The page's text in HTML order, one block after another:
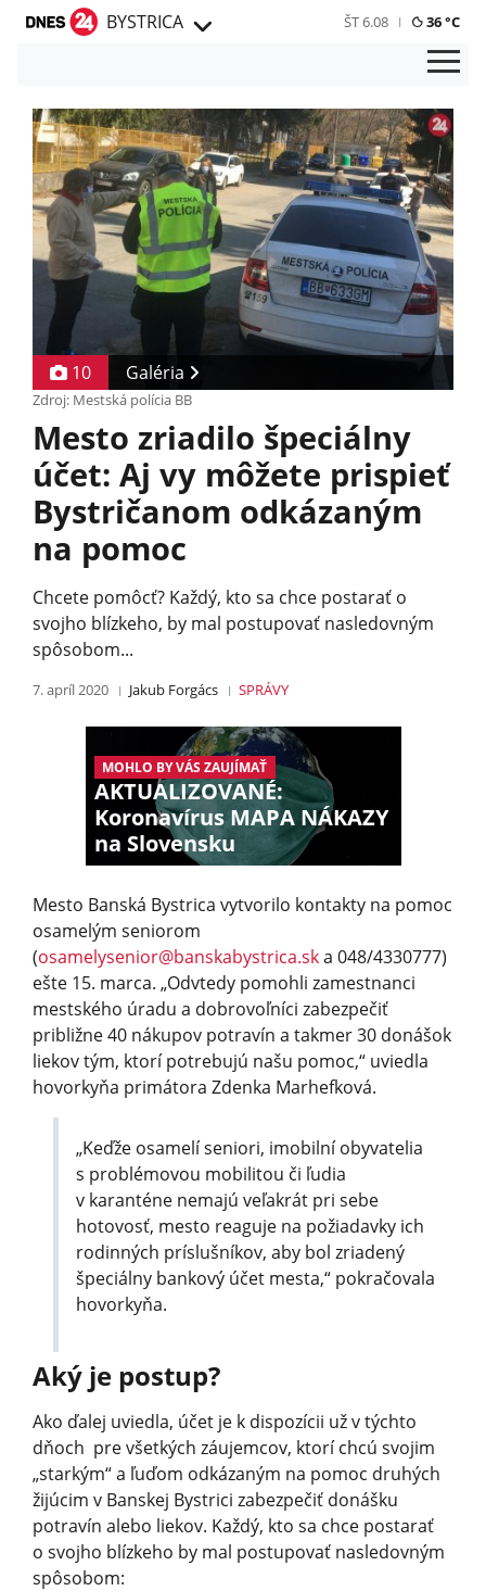
BYSTRICA ŠT 6.08 36 °C
10 Galéria
Zdroj: Mestská polícia BB
Mesto zriadilo špeciálny
účet: Aj vy môžete prispieť
Bystričanom odkázaným
na pomoc
Chcete pomôcť? Každý, kto sa chce postarať o
svojho blízkeho, by mal postupovať nasledovným
spôsobom...
7. apríl 2020 Jakub Forgács SPRÁVY
MOHLO BY VÁS ZAUJÍMAŤ
AKTUALIZOVANÉ:
Koronavírus MAPA NÁKAZY
na Slovensku
Mesto Banská Bystrica vytvorilo kontakty na pomoc
osamelým seniorom
(osamelysenior@banskabystrica.ska 048/4330777)
ešte 15. marca. „Odvtedy pomohli zamestnanci
mestského úradu a dobrovoľníci zabezpečiť
približne 40 nákupov potravín a takmer 30 donášok
liekov tým, ktorí potrebujú našu pomoc,“ uviedla
hovorkyňa primátora Zdenka Marhefková.
„Keďže osamelí seniori, imobilní obyvatelia
s problémovou mobilitou či ľudia
v karanténe nemajú veľakrát pri sebe
hotovosť, mesto reaguje na požiadavky ich
rodinných príslušníkov, aby bol zriadený
špeciálny bankový účet mesta,“ pokračovala
hovorkyňa.
Aký je postup?
Ako ďalej uviedla, účet je k dispozícii už v týchto
dňoch pre všetkých záujemcov, ktorí chcú svojim
„starkým“ a ľuďom odkázaným na pomoc druhých
žijúcim v Banskej Bystrici zabezpečiť donášku
potravín alebo liekov. Každý, kto sa chce postarať
o svojho blízkeho by mal postupovať nasledovným
spôsobom: